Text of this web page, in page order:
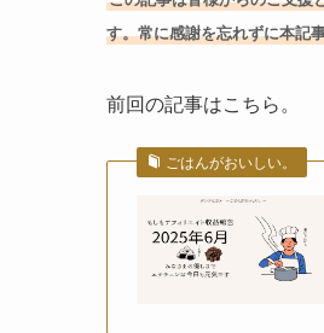
す。常に感謝を忘れずに本記
前回の記事はこちら。
ごはんがおいしい。